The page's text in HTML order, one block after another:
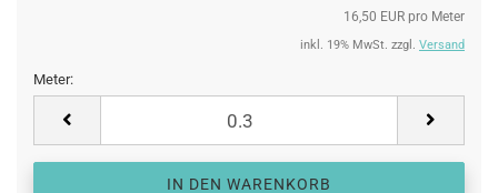
16,50 EUR pro Meter
inkl. 19% MwSt. zzgl. Versand
Meter: